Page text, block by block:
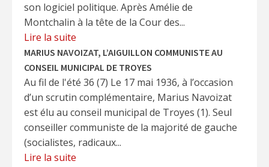
son logiciel politique. Après Amélie de
Montchalin à la tête de la Cour des...
Lire la suite
MARIUS NAVOIZAT, L’AIGUILLON COMMUNISTE AU
CONSEIL MUNICIPAL DE TROYES
Au fil de l'été 36 (7) Le 17 mai 1936, à l’occasion
d’un scrutin complémentaire, Marius Navoizat
est élu au conseil municipal de Troyes (1). Seul
conseiller communiste de la majorité de gauche
(socialistes, radicaux...
Lire la suite